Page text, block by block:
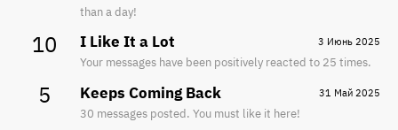
than a day!
10 3 Июнь 2025
I Like It a Lot
Your messages have been positively reacted to 25 times.
5 31 Май 2025
Keeps Coming Back
30 messages posted. You must like it here!